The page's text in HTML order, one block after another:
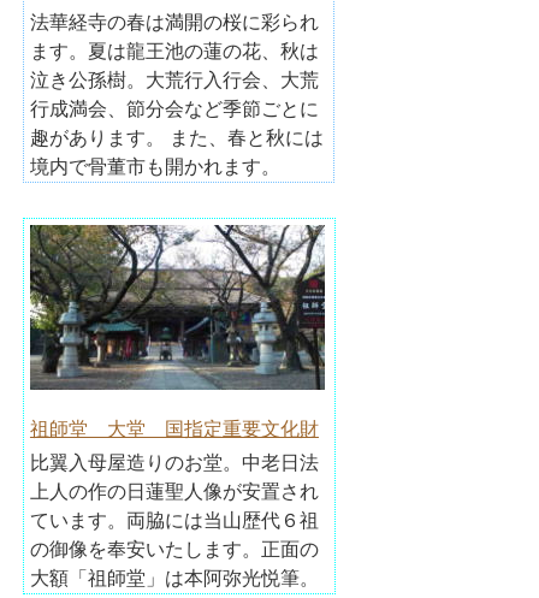
法華経寺の春は満開の桜に彩られ
ます。夏は龍王池の蓮の花、秋は
泣き公孫樹。大荒行入行会、大荒
行成満会、節分会など季節ごとに
趣があります。 また、春と秋には
境内で骨董市も開かれます。
祖師堂 大堂 国指定重要文化財
比翼入母屋造りのお堂。中老日法
上人の作の日蓮聖人像が安置され
ています。両脇には当山歴代６祖
の御像を奉安いたします。正面の
大額「祖師堂」は本阿弥光悦筆。